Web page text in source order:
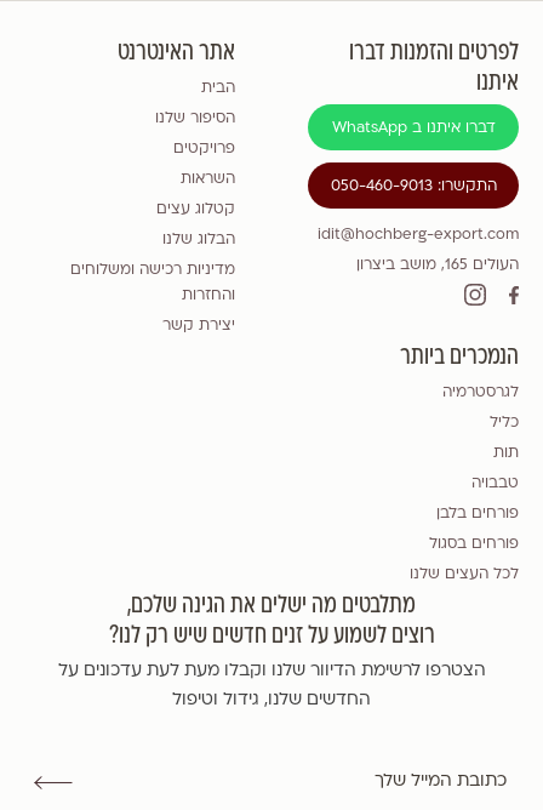
לפרטים והזמנות דברו
איתנו
דברו איתנו ב WhatsApp
התקשרו: 050-460-9013
idit@hochberg-export.com
העולים 165, מושב ביצרון
אתר האינטרנט
הבית
הסיפור שלנו
פרויקטים
השראות
קטלוג עצים
הבלוג שלנו
מדיניות רכישה ומשלוחים
והחזרות
יצירת קשר
הנמכרים ביותר
לגרסטרמיה
כליל
תות
טבבויה
פורחים בלבן
פורחים בסגול
לכל העצים שלנו
מתלבטים מה ישלים את הגינה שלכם,
רוצים לשמוע על זנים חדשים שיש רק לנו?
הצטרפו לרשימת הדיוור שלנו וקבלו מעת לעת עדכונים על
החדשים שלנו, גידול וטיפול